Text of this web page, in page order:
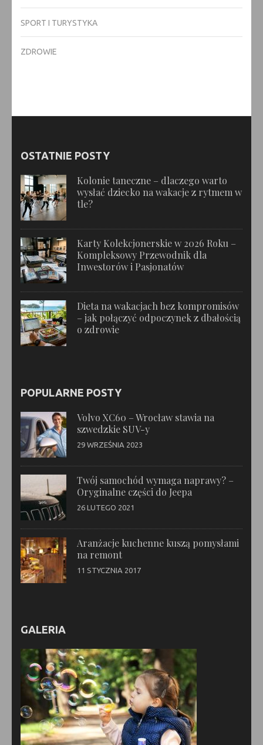
SPORT I TURYSTYKA
ZDROWIE
OSTATNIE POSTY
Kolonie taneczne – dlaczego warto
wysłać dziecko na wakacje z rytmem w
tle?
Karty Kolekcjonerskie w 2026 Roku –
Kompleksowy Przewodnik dla
Inwestorów i Pasjonatów
Dieta na wakacjach bez kompromisów
– jak połączyć odpoczynek z dbałością
o zdrowie
POPULARNE POSTY
Volvo XC60 – Wrocław stawia na
szwedzkie SUV-y
29 WRZEŚNIA 2023
Twój samochód wymaga naprawy? –
Oryginalne części do Jeepa
26 LUTEGO 2021
Aranżacje kuchenne kuszą pomysłami
na remont
11 STYCZNIA 2017
GALERIA